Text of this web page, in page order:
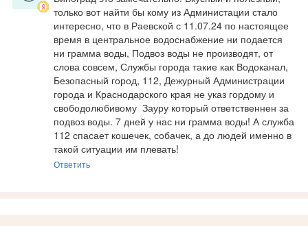
только вот найти бы кому из Администации стало
интересно, что в Раевской с 11.07.24 по настоящее
время в центральное водоснабжение ни подается
ни грамма воды, Подвоз воды не производят, от
слова совсем, Службы города такие как Водоканал,
Безопасный город, 112, Дежурный Администрации
города и Краснодарского края не указ гордому и
свободолюбивому  Зауру который ответственнен за
подвоз воды. 7 дней у нас ни грамма воды! А служба
112 спасает кошечек, собачек, а до людей именно в
такой ситуации им плевать!
Ответить